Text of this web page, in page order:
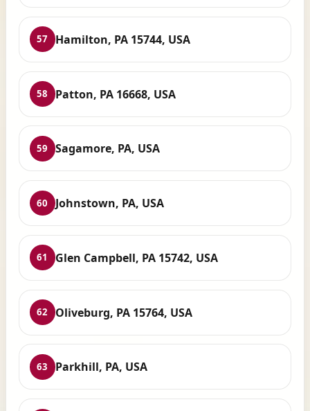
57 Hamilton, PA 15744, USA
58 Patton, PA 16668, USA
59 Sagamore, PA, USA
60 Johnstown, PA, USA
61 Glen Campbell, PA 15742, USA
62 Oliveburg, PA 15764, USA
63 Parkhill, PA, USA